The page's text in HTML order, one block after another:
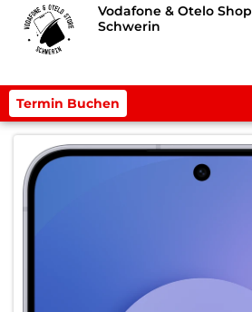
Vodafone & Otelo Shop
Schwerin
Termin Buchen